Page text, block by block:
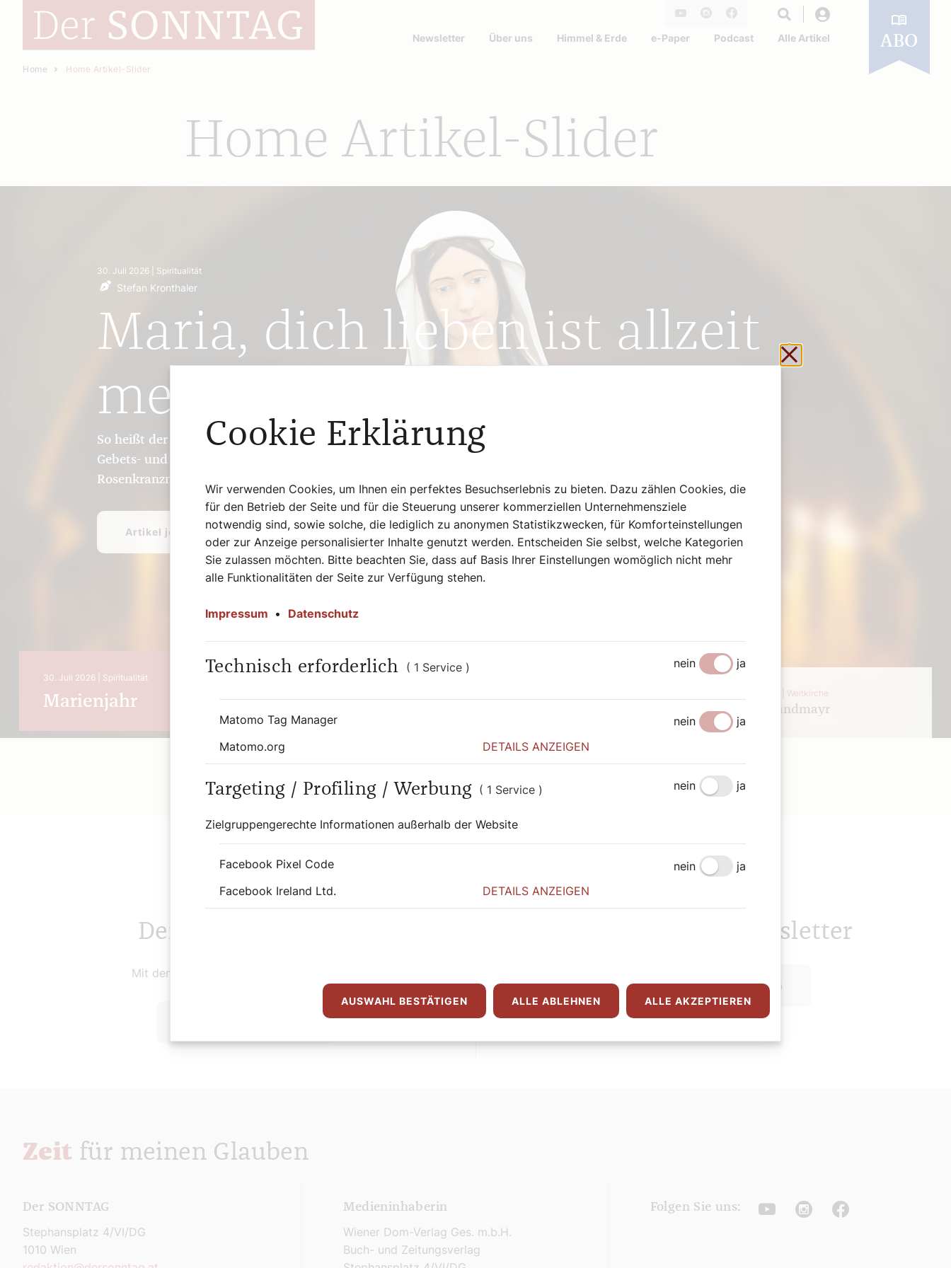
Facebook
Newsletter Über uns Himmel & Erde e-Paper Podcast Alle Artikel ABO
Home Home Artikel-Slider
Home Artikel-Slider
Müde Füße, erfülltes Herz
4. August 2026| Spiritualität
Sandra Lobnig
psychologische Beraterin Gini Czernin ehrenamtlich beim Malteser-
Hospitaldienst...
Artikel jetzt lesen
30. Juli 2026 | Spiritualität
Marienjahr Glaubenszeugnis Weltkirche
Franz Brandmayr
Der SONNTAG Abo
Mit dem SONNTAG den Sonntag genießen.
Der SONNTAG Newsletter
Jetzt Newsletter abonnieren
Zeit für meinen Glauben
Der SONNTAG
Stephansplatz 4/VI/DG
1010 Wien
Medieninhaberin
Wiener Dom-Verlag Ges. m.b.H.
Buch- und Zeitungsverlag
Folgen Sie uns: YoutubeInstagramFacebook
Schließen ohne zu
Cookie Erklärung
Wir verwenden Cookies, um Ihnen ein perfektes Besuchserlebnis zu bieten. Dazu zählen Cookies, die
für den Betrieb der Seite und für die Steuerung unserer kommerziellen Unternehmensziele
notwendig sind, sowie solche, die lediglich zu anonymen Statistikzwecken, für Komforteinstellungen
oder zur Anzeige personalisierter Inhalte genutzt werden. Entscheiden Sie selbst, welche Kategorien
Sie zulassen möchten. Bitte beachten Sie, dass auf Basis Ihrer Einstellungen womöglich nicht mehr
alle Funktionalitäten der Seite zur Verfügung stehen.
Impressum • Datenschutz
Technisch erforderlich ( 1 Service ) nein ja
Matomo Tag Manager nein
ja
Matomo.org
DETAILS ANZEIGEN
Targeting / Profiling / Werbung ( 1 Service )
Zielgruppengerechte Informationen außerhalb der Website
nein ja
Facebook Pixel Code nein
ja
Facebook Ireland Ltd.
DETAILS ANZEIGEN
AUSWAHL BESTÄTIGEN ALLE ABLEHNEN ALLE AKZEPTIEREN